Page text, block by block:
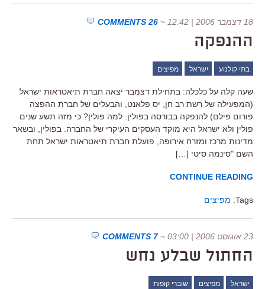
18 דצמבר 2006 | 12:42 ~
26 COMMENTS
ההנפקה
בתי קולנוע ישראל מפיצים
שעה קלה על כלכלה: בתחילת דצמבר יצאה חברת תיאטראות ישראל
(המפעילה של רשת רב חן, יס פלאנט, והבעלים של חברת ההפצה
פורום פילם) להנפקה בבורסה בפולין. למה פולין? כי מזה תשע שנים
פולין ולא ישראל היא מוקד העסקים העיקרי של החברה. בפולין, ובשאר
מדינות מרכז ומזרח אירופה, פועלת חברת תיאטראות ישראל תחת
השם "סינמה סיטי […]
CONTINUE READING
Tags: מפיצים
23 אוגוסט 2006 | 03:00 ~
7 COMMENTS
החתול שבלע נחש
ישראל מפיצים שוברי קופות